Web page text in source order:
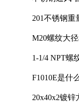
201不锈钢重
M20螺纹大
1-1/4 NPT螺
F1010E是什
20x40x2镀